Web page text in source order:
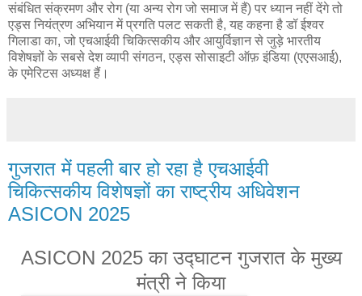
संबंधित संक्रमण और रोग (या अन्य रोग जो समाज में हैं) पर ध्यान नहीं देंगे तो
एड्स नियंत्रण अभियान में प्रगति पलट सकती है, यह कहना है डॉ ईश्वर
गिलाडा का, जो एचआईवी चिकित्सकीय और आयुर्विज्ञान से जुड़े भारतीय
विशेषज्ञों के सबसे देश व्यापी संगठन, एड्स सोसाइटी ऑफ़ इंडिया (एएसआई),
के एमेरिटस अध्यक्ष हैं।
गुजरात में पहली बार हो रहा है एचआईवी
चिकित्सकीय विशेषज्ञों का राष्ट्रीय अधिवेशन
ASICON 2025
ASICON 2025 का उद्घाटन गुजरात के मुख्य
मंत्री ने किया